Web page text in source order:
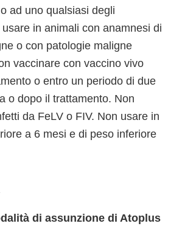
ad uno qualsiasi degli
in animali con anamnesi di
o con patologie maligne
vaccinare con vaccino vivo
o entro un periodo di due
o dopo il trattamento. Non
da FeLV o FIV. Non usare in
a 6 mesi e di peso inferiore
di assunzione di Atoplus